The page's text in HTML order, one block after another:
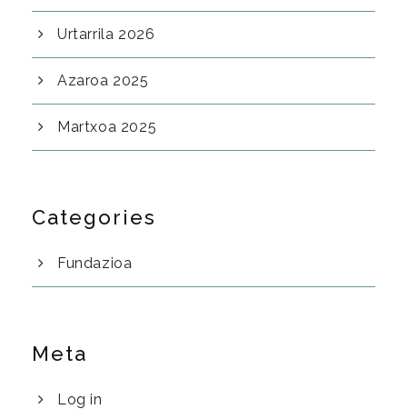
Urtarrila 2026
Azaroa 2025
Martxoa 2025
Categories
Fundazioa
Meta
Log in